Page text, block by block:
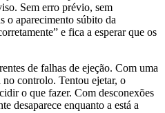
Sem erro prévio, sem
o aparecimento súbito da
e fica a esperar que os
de falhas de ejeção. Com uma
no controlo. Tentou ejetar, o
o que fazer. Com desconexões
desaparece enquanto a está a